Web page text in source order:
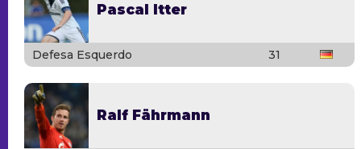
Pascal Itter
Defesa Esquerdo 31
Ralf Fährmann